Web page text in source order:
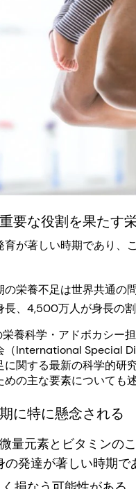
要な役割を果たす
育が著しい時期であり、
の栄養不足は世界共通の
、4,500万人が身長の
養科学・アドボカシー
（International Special
に関する最新の科学的研
の主な要素についても述
に特に懸念される
量元素とビタミンの
の発達が著しい時期